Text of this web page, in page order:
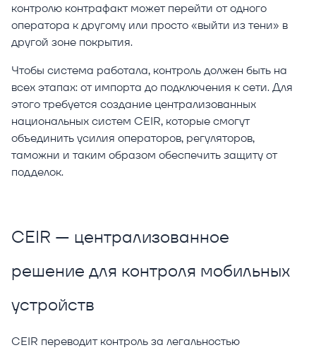
контролю контрафакт может перейти от одного
оператора к другому или просто «выйти из тени» в
другой зоне покрытия.
Чтобы система работала, контроль должен быть на
всех этапах: от импорта до подключения к сети. Для
этого требуется создание централизованных
национальных систем CEIR, которые смогут
объединить усилия операторов, регуляторов,
таможни и таким образом обеспечить защиту от
подделок.
CEIR — централизованное
решение для контроля мобильных
устройств
CEIR переводит контроль за легальностью